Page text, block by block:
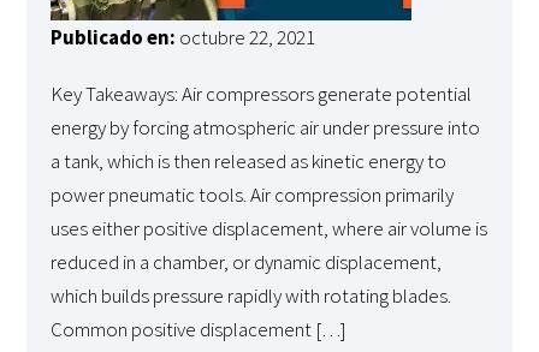
Publicado en: octubre 22, 2021
Key Takeaways: Air compressors generate potential
energy by forcing atmospheric air under pressure into
a tank, which is then released as kinetic energy to
power pneumatic tools. Air compression primarily
uses either positive displacement, where air volume is
reduced in a chamber, or dynamic displacement,
which builds pressure rapidly with rotating blades.
Common positive displacement […]